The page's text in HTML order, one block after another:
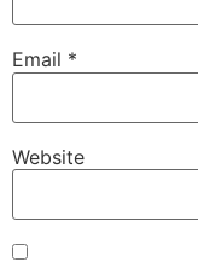
Email *
Website